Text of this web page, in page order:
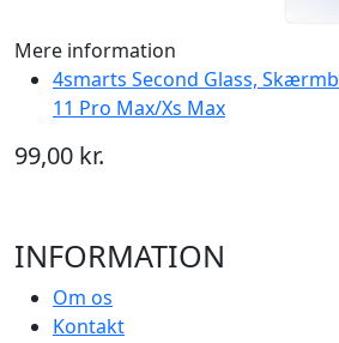
Mere information
4smarts Second Glass,
11 Pro Max/Xs Max
99,00 kr.
INFORMATION
Om os
Kontakt